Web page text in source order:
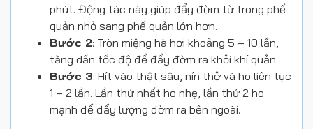
phút. Động tác này giúp đẩy đờm từ trong phế
quản nhỏ sang phế quản lớn hơn.
Bước 2: Tròn miệng hà hơi khoảng 5 – 10 lần,
tăng dần tốc độ để đẩy đờm ra khỏi khí quản.
Bước 3: Hít vào thật sâu, nín thở và ho liên tục
1 – 2 lần. Lần thứ nhất ho nhẹ, lần thứ 2 ho
mạnh để đẩy lượng đờm ra bên ngoài.